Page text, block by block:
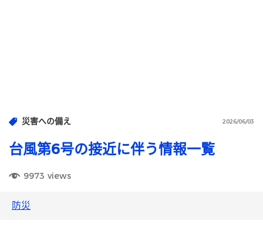
災害への備え 2026/06/03
台風第6号の接近に伴う情報一覧
9973 views
防災